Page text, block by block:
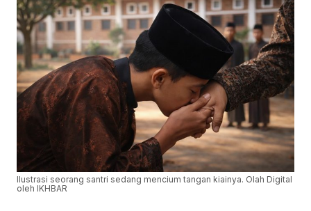
Ilustrasi seorang santri sedang mencium tangan kiainya. Olah Digital
oleh IKHBAR